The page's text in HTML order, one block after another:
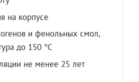
на корпусе
и фенольных смол,
до 150 °C
не менее 25 лет